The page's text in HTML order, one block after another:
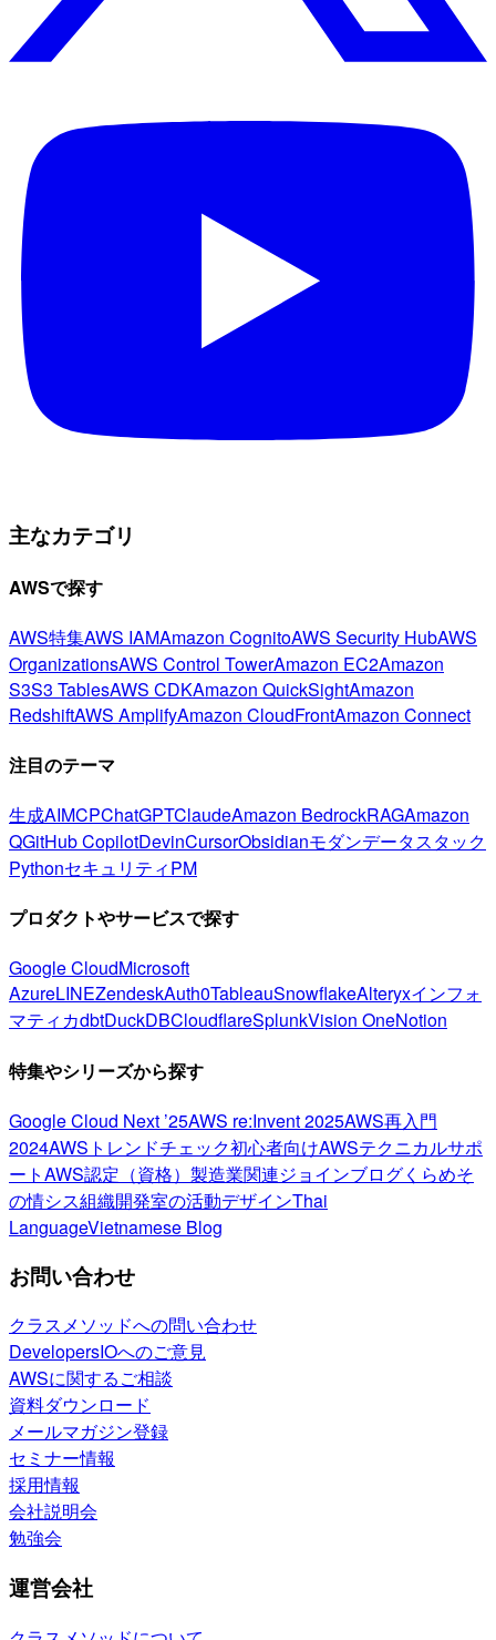
主なカテゴリ
AWSで探す
AWS特集AWS IAMAmazon CognitoAWS Security HubAWS
OrganizationsAWS Control TowerAmazon EC2Amazon
S3S3 TablesAWS CDKAmazon QuickSightAmazon
RedshiftAWS AmplifyAmazon CloudFrontAmazon Connect
注目のテーマ
生成AIMCPChatGPTClaudeAmazon BedrockRAGAmazon
QGitHub CopilotDevinCursorObsidianモダンデータスタック
PythonセキュリティPM
プロダクトやサービスで探す
Google CloudMicrosoft
AzureLINEZendeskAuth0TableauSnowflakeAlteryxインフォ
マティカdbtDuckDBCloudflareSplunkVision OneNotion
特集やシリーズから探す
Google Cloud Next ’25AWS re:Invent 2025AWS再入門
2024AWSトレンドチェック初心者向けAWSテクニカルサポ
ートAWS認定（資格） 製造業関連ジョインブログくらめそ
の情シス組織開発室の活動デザインThai
LanguageVietnamese Blog
お問い合わせ
クラスメソッドへの問い合わせ
DevelopersIOへのご意見
AWSに関するご相談
資料ダウンロード
メールマガジン登録
セミナー情報
採用情報
会社説明会
勉強会
運営会社